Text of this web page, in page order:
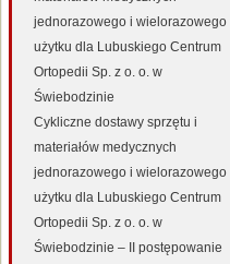
jednorazowego i wielorazowego
użytku dla Lubuskiego Centrum
Ortopedii Sp. z o. o. w
Świebodzinie
Cykliczne dostawy sprzętu i
materiałów medycznych
jednorazowego i wielorazowego
użytku dla Lubuskiego Centrum
Ortopedii Sp. z o. o. w
Świebodzinie – II postępowanie